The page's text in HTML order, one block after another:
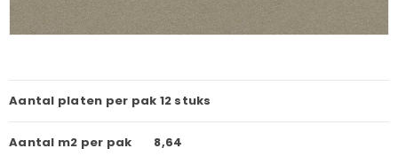
Aantal platen per pak 12 stuks
Aantal m2 per pak 8,64